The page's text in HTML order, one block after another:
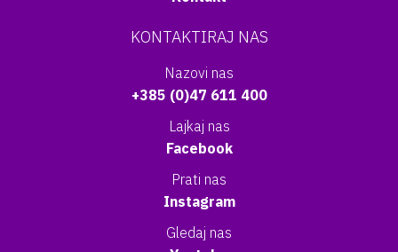
KONTAKTIRAJ NAS
Nazovi nas
+385 (0)47 611 400
Lajkaj nas
Facebook
Prati nas
Instagram
Gledaj nas